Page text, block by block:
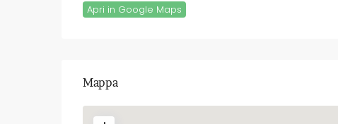
Apri in Google Maps
Mappa